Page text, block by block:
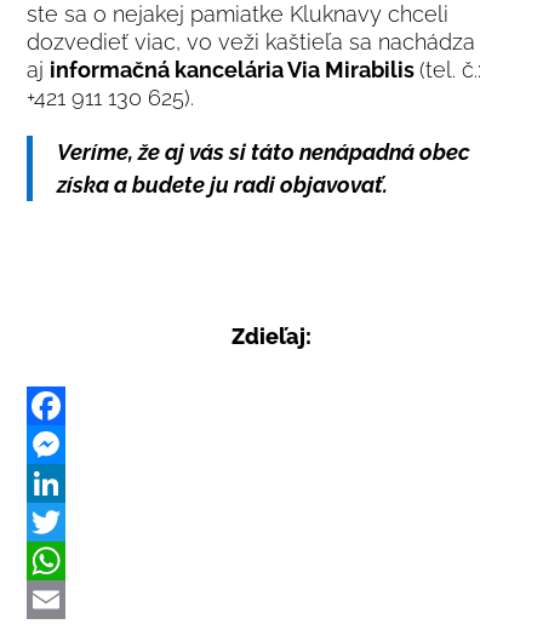
ste sa o nejakej pamiatke Kluknavy chceli
dozvedieť viac, vo veži kaštieľa sa nachádza
aj informačná kancelária Via Mirabilis(tel. č.:
+421 911 130 625).
Veríme, že aj vás si táto nenápadná obec
získa a budete ju radi objavovať.
Zdieľaj: